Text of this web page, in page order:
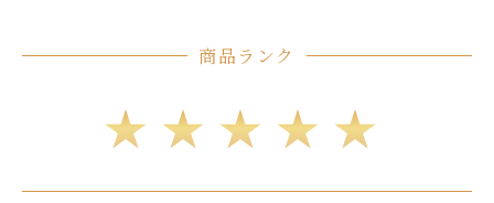
商品ランク
★★★★★